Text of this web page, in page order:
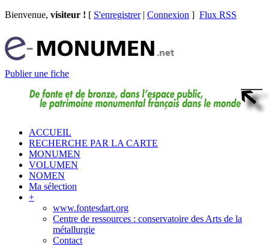
Bienvenue, visiteur ! [ S'enregistrer| Connexion ] Flux RSS
Publier une fiche
ACCUEIL
RECHERCHE PAR LA CARTE
MONUMEN
VOLUMEN
NOMEN
Ma sélection
+
www.fontesdart.org
Centre de ressources : conservatoire des Arts de la
métallurgie
Contact